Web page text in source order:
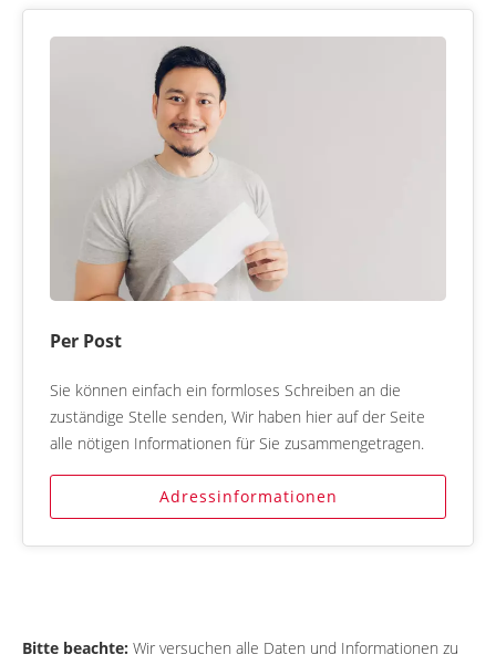
Per Post
Sie können einfach ein formloses Schreiben an die
zuständige Stelle senden, Wir haben hier auf der Seite
alle nötigen Informationen für Sie zusammengetragen.
Adressinformationen
Bitte beachte: Wir versuchen alle Daten und Informationen zu